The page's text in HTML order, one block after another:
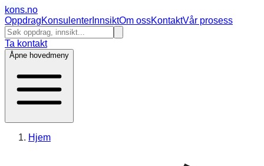
kons.no
OppdragKonsulenter InnsiktOm ossKontaktVår prosess
Ta kontakt
Åpne hovedmeny
Hjem